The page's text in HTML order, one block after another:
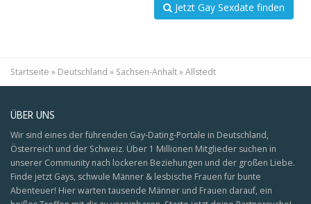
Jetzt Gay Sexdate finden
Startseite » Deutschland » Sachsen-Anhalt»Allstedt
ÜBER UNS
Wir sind eines der führenden Gay-Dating-Portale in Deutschland,
Österreich und der Schweiz. Über 1 Millionen Mitglieder suchen in
unserer Community nach lockeren Beziehungen und der großen Liebe.
Finde jetzt Gays, schwule Männer & lesbische Frauen für bunte
Abenteuer! Hier warten tausende Männer und Frauen darauf, ein